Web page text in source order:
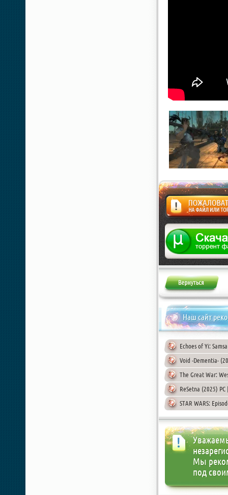
Жалоба
Наш сайт
Echoes of Yi:
Void -Dementia-
The Great War:
ReSetna (2025)
STAR WARS:
Мы
под